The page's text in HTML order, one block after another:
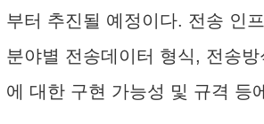
부터 추진될 예정이다. 전송 인
분야별 전송데이터 형식, 전송
에 대한 구현 가능성 및 규격 등